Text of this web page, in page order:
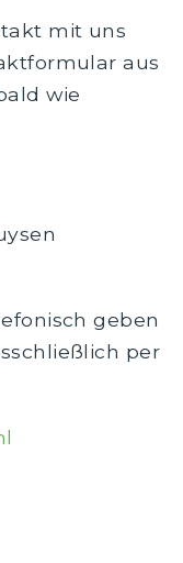
mit uns
aus
wie
geben
per